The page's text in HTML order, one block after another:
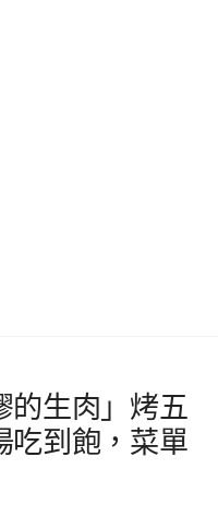
的生肉」烤五
吃到飽，菜單